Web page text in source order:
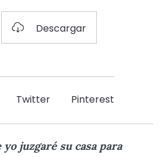
Descargar
Twitter Pinterest
juzgaré su casa para